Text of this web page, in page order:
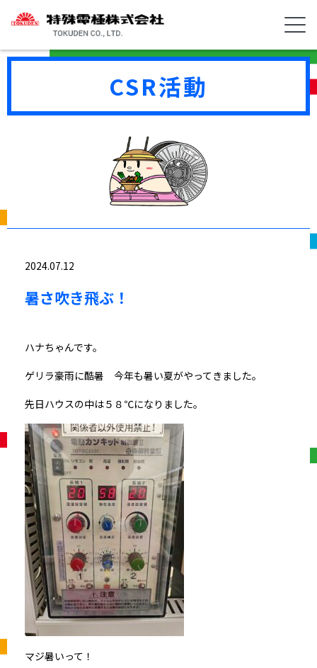
CSR活動
2024.07.12
暑さ吹き飛ぶ！
ハナちゃんです。
ゲリラ豪雨に酷暑 今年も暑い夏がやってきました。
先日ハウスの中は５８℃になりました。
マジ暑いって！